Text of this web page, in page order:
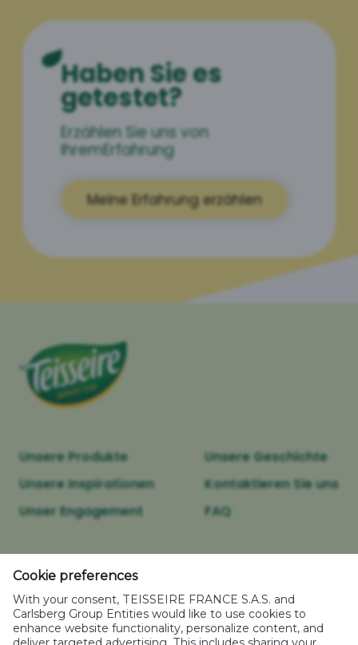
Haben Sie es
getestet?
Erzählen Sie uns von
Ihrem Erfahrung
Meine Erfahrung erzählen
Unsere Produkte
Unsere Inspirationen
Unser Engagement
Unsere Geschichte
Kontaktieren Sie uns
FAQ
Rechtliche Hinweise
Datenschutzerklärung
Sitemap
Cookie preferences
With your consent, TEISSEIRE FRANCE S.A.S. and
Carlsberg Group Entities would like to use cookies to
enhance website functionality, personalize content, and